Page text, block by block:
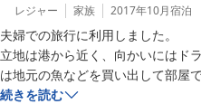
レジャー 家族 2017年10月宿泊
夫婦での旅行に利用しました。
立地は港から近く、向かいにはド
は地元の魚などを買い出して部屋
続きを読む